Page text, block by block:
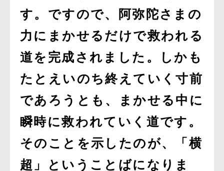
す。ですので、阿弥陀さまの
力にまかせるだけで救われる
道を完成されました。しかも
たとえいのち終えていく寸前
であろうとも、まかせる中に
瞬時に救われていく道です。
そのことを示したのが、「横
超」ということばになりま